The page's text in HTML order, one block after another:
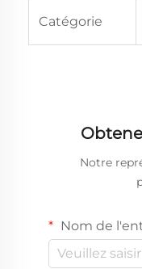
Catégorie
Notre
Nom de